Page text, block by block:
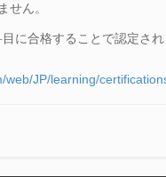
せん。
に合格することで認定され
web/JP/learning/